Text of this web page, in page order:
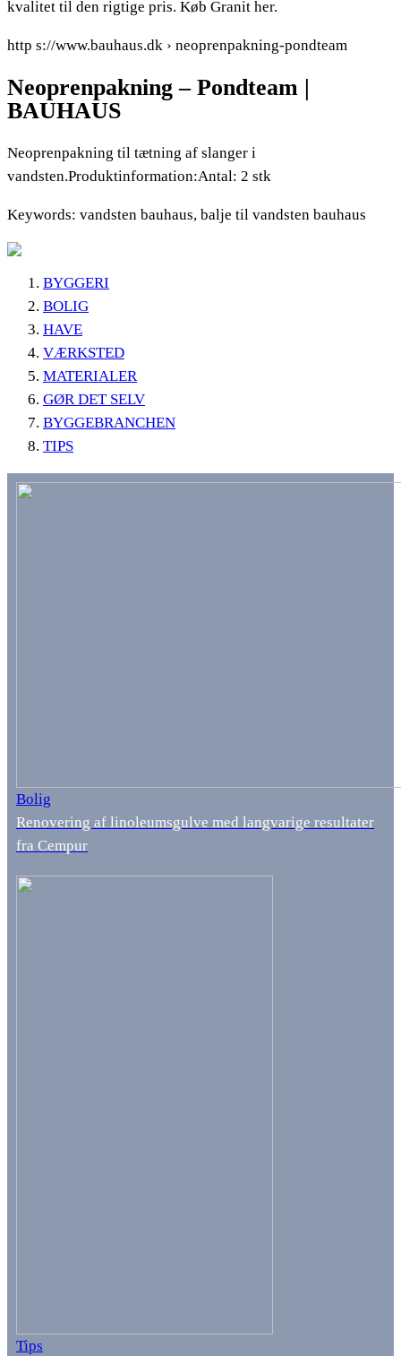
kvalitet til den rigtige pris. Køb Granit her.
http s://www.bauhaus.dk › neoprenpakning-pondteam
Neoprenpakning – Pondteam |
BAUHAUS
Neoprenpakning til tætning af slanger i
vandsten.Produktinformation:Antal: 2 stk
Keywords: vandsten bauhaus, balje til vandsten bauhaus
BYGGERI
BOLIG
HAVE
VÆRKSTED
MATERIALER
GØR DET SELV
BYGGEBRANCHEN
TIPS
Bolig
Renovering af linoleumsgulve med langvarige resultater
fra Cempur
Tips